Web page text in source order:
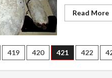
Read More
419 420 421 422